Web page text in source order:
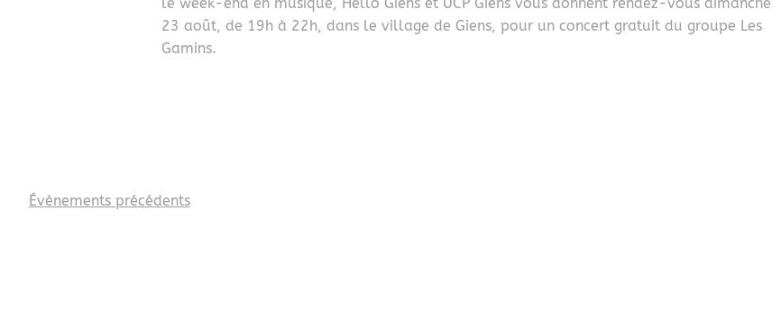
23 août, de 19h à 22h, dans le village de Giens, pour un concert gratuit du groupe Les
Gamins.
Évènementsprécédents